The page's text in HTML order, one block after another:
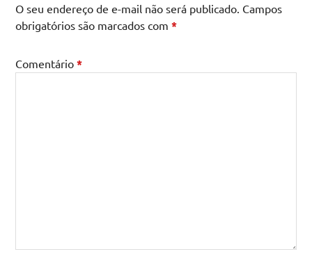
O seu endereço de e-mail não será publicado. Campos
obrigatórios são marcados com*
Comentário*